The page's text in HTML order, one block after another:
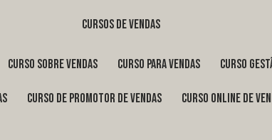
cursos de vendas
curso sobre vendas curso para vendas curso
curso de promotor de vendas curso online de